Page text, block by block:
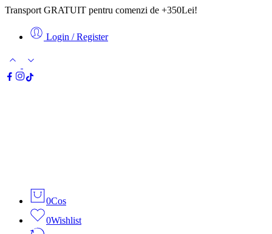
Transport GRATUIT pentru comenzi de +350Lei!
Login / Register
0Cos
0Wishlist